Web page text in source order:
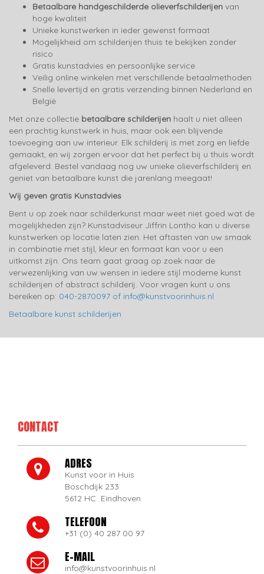
Betaalbare handgeschilderde olieverfschilderijen van
hoge kwaliteit
Unieke kunstwerken in ieder gewenst formaat
Mogelijkheid om schilderijen thuis te bekijken zonder
risico
Gratis kunstadvies en persoonlijke service
Veilig online winkelen met verschillende betaalmethoden
Snelle levertijd en gratis verzending binnen Nederland en
België
Met onze collectie betaalbare schilderijen haalt u niet alleen
een prachtig kunstwerk in huis, maar ook een blijvende
toevoeging aan uw interieur. Elk schilderij is met zorg en liefde
gemaakt, en wij zorgen ervoor dat het perfect bij u thuis wordt
afgeleverd. Bestel vandaag nog uw unieke olieverfschilderij en
geniet van betaalbare kunst die jarenlang meegaat!
Wij geven gratis Kunstadvies
Bent u op zoek naar schilderkunst maar weet niet goed wat de
mogelijkheden zijn? Kunstadviseur Jiffrin Lontho kan u diverse
kunstwerken op locatie laten zien. Het aftasten van uw smaak
in combinatie met stijl, kleur en formaat kan voor u een
uitkomst zijn. Ons team gaat graag op zoek naar de
verwezenlijking van uw wensen in iedere stijl moderne kunst
schilderijen of abstract schilderij. Voor vragen kunt u ons
bereiken op: 040-2870097 of info@kunstvoorinhuis.nl
Betaalbare kunst schilderijen
CONTACT
ADRES
Kunst voor in Huis
Boschdijk 233
5612 HC Eindhoven
TELEFOON
+31 (0) 40 287 00 97
E-MAIL
info@kunstvoorinhuis.nl